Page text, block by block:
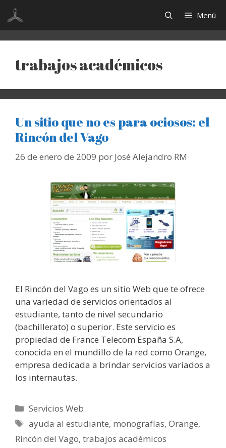
Saltar
contenido
Menú
trabajos académicos
Un sitio que no es para ociosos: el
Rincón del Vago
26 de enero de 2009 por José Alejandro RM
El Rincón del Vago es un sitio Web que te ofrece
una variedad de servicios orientados al
estudiante, tanto de nivel secundario
(bachillerato) o superior. Este servicio es
propiedad de France Telecom España S.A,
conocida en el mundillo de la red como Orange,
empresa dedicada a brindar servicios variados a
los internautas.
Categorías
Servicios Web
Etiquetas
ayuda al estudiante, monografías,Orange,
Rincón del Vago, trabajos académicos